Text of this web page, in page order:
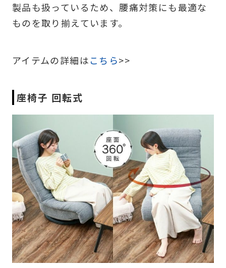
製品も扱っているため、腰痛対策にも最適な
ものを取り揃えています。
アイテムの詳細はこちら>>
座椅子 回転式